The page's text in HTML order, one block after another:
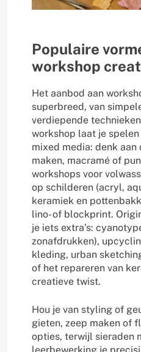
Populaire
workshop
Het aanbod aan
superbreed, van
verdiepende
workshop laat je
mixed media: denk
maken, macramé of
workshops voor
op schilderen (acryl,
keramiek en
lino- of blockprint.
je iets extra’s:
zonafdrukken),
kleding, urban
of het repareren van
creatieve twist.
Hou je van styling of
gieten, zeep maken of
opties, terwijl sieraden